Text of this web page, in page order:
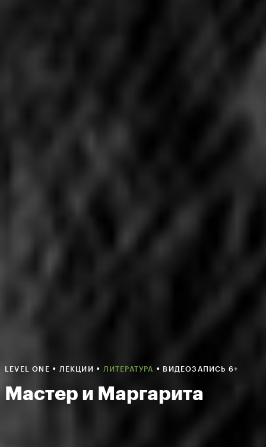
LEVEL ONE • ЛЕКЦИИ • ЛИТЕРАТУРА • ВИДЕОЗАПИСЬ 6+
Мастер и Маргарита